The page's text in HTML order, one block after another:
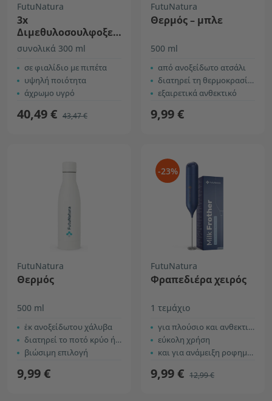
FutuNatura
3x
Διμεθυλοσουλφοξείδιο
(DMSO) 99,9%
συνολικά 300 ml
σε φιαλίδιο με πιπέτα
υψηλή ποιότητα
άχρωμο υγρό
40,49 € 43,47 €
FutuNatura
Θερμός – μπλε
500 ml
από ανοξείδωτο ατσάλι
διατηρεί τη θερμοκρασία έως 12 ώρες
εξαιρετικά ανθεκτικό
9,99 €
FutuNatura
Θερμός
500 ml
ἐκ ανοξείδωτου χάλυβα
διατηρεί το ποτό κρύο ή ζεστό για έως και 12 ώρες
βιώσιμη επιλογή
9,99 €
-23%
FutuNatura
Φραπεδιέρα χειρός
1 τεμάχιο
για πλούσιο και ανθεκτικό αφρό
εύκολη χρήση
και για ανάμειξη ροφημάτων
9,99 € 12,99 €